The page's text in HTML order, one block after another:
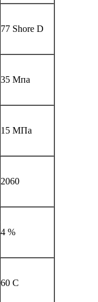
77 Shore D
35 Мпа
15 МПа
2060
4 %
60 С